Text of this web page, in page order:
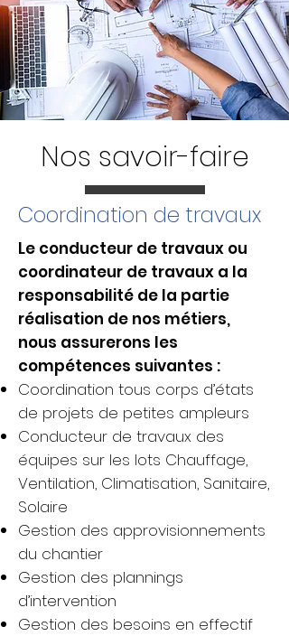
Nos savoir-faire
Coordination de travaux
Le conducteur de travaux ou
coordinateur de travaux a la
responsabilité de la partie
réalisation de nos métiers,
nous assurerons les
compétences suivantes :
Coordination tous corps d’états
de projets de petites ampleurs
Conducteur de travaux des
équipes sur les lots Chauffage,
Ventilation, Climatisation, Sanitaire,
Solaire
Gestion des approvisionnements
du chantier
Gestion des plannings
d’intervention
Gestion des besoins en effectif